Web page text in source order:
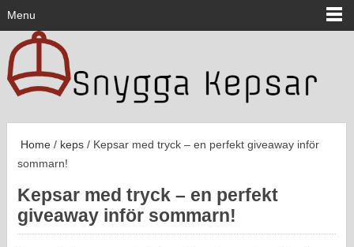
Menu
Home / keps / Kepsar med tryck – en perfekt giveaway inför
sommarn!
Kepsar med tryck – en perfekt
giveaway inför sommarn!